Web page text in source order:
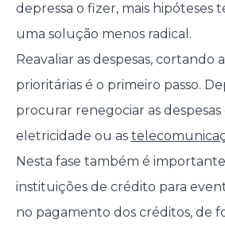
depressa o fizer, mais hipóteses
uma solução menos radical.
Reavaliar as despesas, cortando
prioritárias é o primeiro passo.
procurar renegociar as despesas
eletricidade ou as
Nesta fase também é
instituições de crédito para
no pagamento dos créditos, de